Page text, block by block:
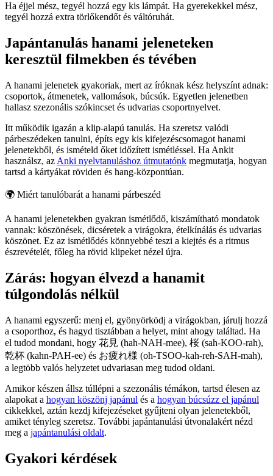
Ha éjjel mész, tegyél hozzá egy kis lámpát. Ha gyerekekkel mész,
tegyél hozzá extra törlőkendőt és váltóruhát.
Japántanulás hanami jeleneteken
keresztül filmekben és tévében
A hanami jelenetek gyakoriak, mert az íróknak kész helyszínt adnak:
csoportok, átmenetek, vallomások, búcsúk. Egyetlen jelenetben
hallasz szezonális szókincset és udvarias csoportnyelvet.
Itt működik igazán a klip-alapú tanulás. Ha szeretsz valódi
párbeszédeken tanulni, építs egy kis kifejezéscsomagot hanami
jelenetekből, és ismételd őket időzített ismétléssel. Ha Ankit
használsz, az Anki nyelvtanuláshoz útmutatónk megmutatja, hogyan
tartsd a kártyákat röviden és hang-központúan.
🌍 Miért tanulóbarát a hanami párbeszéd
A hanami jelenetekben gyakran ismétlődő, kiszámítható mondatok
vannak: köszönések, dicséretek a virágokra, ételkínálás és udvarias
köszönet. Ez az ismétlődés könnyebbé teszi a kiejtés és a ritmus
észrevételét, főleg ha rövid klipeket nézel újra.
Zárás: hogyan élvezd a hanamit
túlgondolás nélkül
A hanami egyszerű: menj el, gyönyörködj a virágokban, járulj hozzá
a csoporthoz, és hagyd tisztábban a helyet, mint ahogy találtad. Ha
el tudod mondani, hogy 花見 (hah-NAH-mee), 桜 (sah-KOO-rah),
乾杯 (kahn-PAH-ee) és お疲れ様 (oh-TSOO-kah-reh-SAH-mah),
a legtöbb valós helyzetet udvariasan meg tudod oldani.
Amikor készen állsz túllépni a szezonális témákon, tartsd élesen az
alapokat a hogyan köszönj japánul és a hogyan búcsúzz el japánul
cikkekkel, aztán kezdj kifejezéseket gyűjteni olyan jelenetekből,
amiket tényleg szeretsz. További japántanulási útvonalakért nézd
meg a japántanulási oldalt.
Gyakori kérdések